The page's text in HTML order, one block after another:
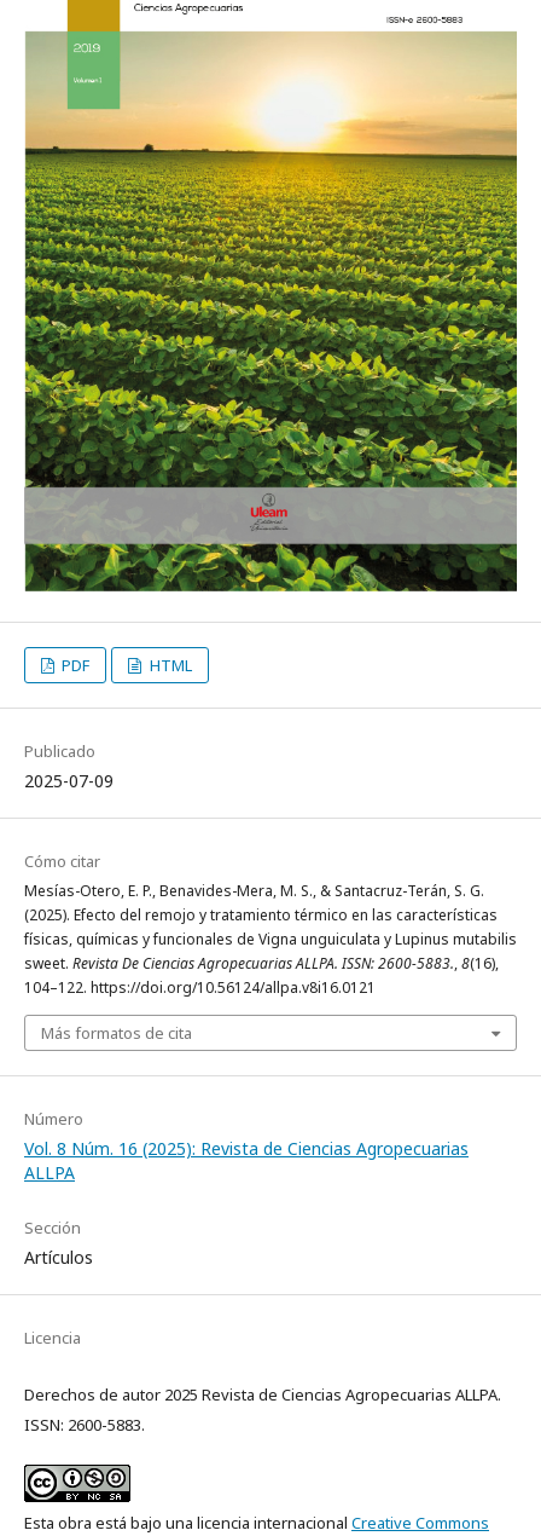
PDF HTML
Publicado
2025-07-09
Cómo citar
Mesías-Otero, E. P., Benavides-Mera, M. S., & Santacruz-Terán, S. G.
(2025). Efecto del remojo y tratamiento térmico en las características
físicas, químicas y funcionales de Vigna unguiculata y Lupinus mutabilis
sweet. Revista De Ciencias Agropecuarias ALLPA. ISSN: 2600-5883.,8(16),
104–122. https://doi.org/10.56124/allpa.v8i16.0121
Más formatos de cita
Número
Vol. 8 Núm. 16 (2025): Revista de Ciencias Agropecuarias
ALLPA
Sección
Artículos
Licencia
Derechos de autor 2025 Revista de Ciencias Agropecuarias ALLPA.
ISSN: 2600-5883.
Esta obra está bajo una licencia internacional Creative Commons